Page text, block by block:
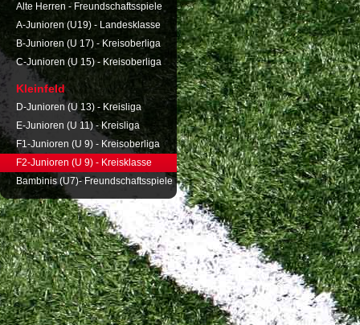
Alte Herren - Freundschaftsspiele
A-Junioren (U19) - Landesklasse
B-Junioren (U 17) - Kreisoberliga
C-Junioren (U 15) - Kreisoberliga
Kleinfeld
D-Junioren (U 13) - Kreisliga
E-Junioren (U 11) - Kreisliga
F1-Junioren (U 9) - Kreisoberliga
F2-Junioren (U 9) - Kreisklasse
Bambinis (U7)- Freundschaftsspiele